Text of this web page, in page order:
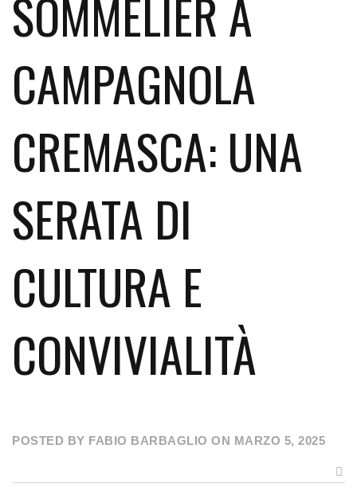
SOMMELIER A
CAMPAGNOLA
CREMASCA: UNA
SERATA DI
CULTURA E
CONVIVIALITÀ
POSTED BY FABIO BARBAGLIO ON MARZO 5, 2025